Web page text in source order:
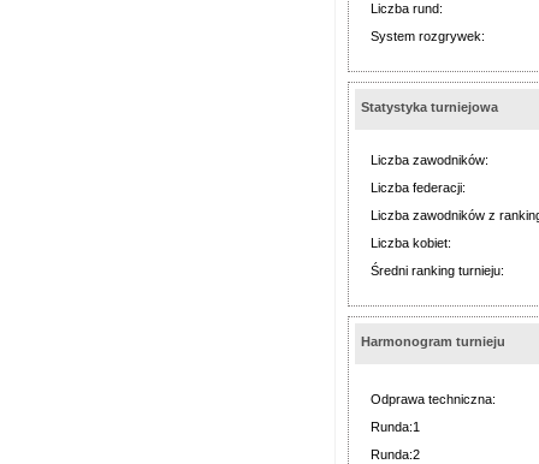
Liczba rund:
System rozgrywek:
Statystyka turniejowa
Liczba zawodników:
Liczba federacji:
Liczba zawodników z
Liczba kobiet:
Średni ranking turnieju:
Harmonogram turnieju
Odprawa techniczna:
Runda:1
Runda:2